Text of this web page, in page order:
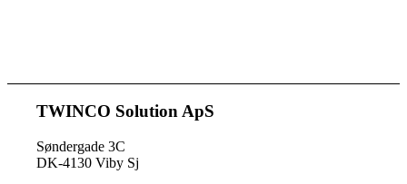
TWINCO Solution ApS
Søndergade 3C
DK-4130 Viby Sj